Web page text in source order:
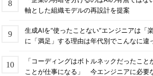
軸とした組織モデルの再設計を提案
生成AIを“使ったことない”エンジニアは
に「満足」する理由は年代別でこんなに違
「コーディングはボトルネックだったこと
ことが仕事になる」 今エンジニアに必要